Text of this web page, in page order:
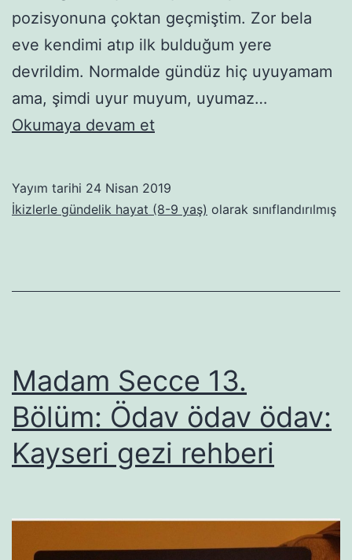
pozisyonuna çoktan geçmiştim. Zor bela
eve kendimi atıp ilk bulduğum yere
devrildim. Normalde gündüz hiç uyuyamam
ama, şimdi uyur muyum, uyumaz…
Okumaya devam etŞimdi
Yayım tarihi 24 Nisan 2019
İkizlerle gündelik hayat (8-9 yaş) olarak sınıflandırılmış
Madam Secce 13.
Bölüm: Ödav ödav ödav:
Kayseri gezi rehberi